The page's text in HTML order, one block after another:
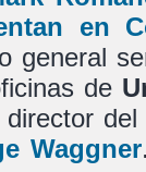
en
general
de
director del
Waggner